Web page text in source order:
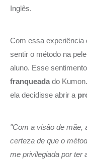
Inglês.
Com essa experiência
sentir o método na
aluno. Esse
franqueada do
ela decidisse abrir a
"Com a visão de mãe,
certeza de que o
me privilegiada por ter